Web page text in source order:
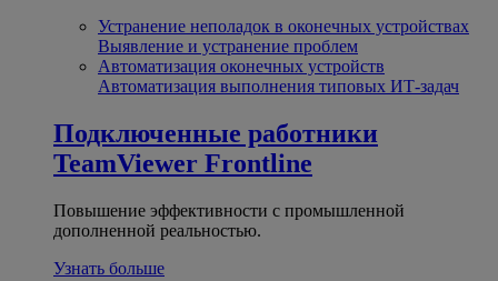
Устранение неполадок в оконечных устройствах
Выявление и устранение проблем
Автоматизация оконечных устройств
Автоматизация выполнения типовых ИТ-задач
Подключенные работники
TeamViewer Frontline
Повышение эффективности с промышленной
дополненной реальностью.
Узнать больше